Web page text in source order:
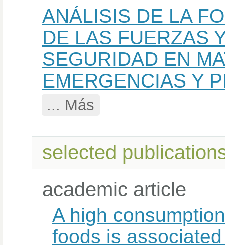
ANÁLISIS DE LA
DE LAS FUERZAS
SEGURIDAD EN
EMERGENCIAS Y
... Más
selected
academic article
A high
foods is